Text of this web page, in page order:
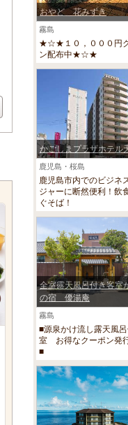
おやど 花みずき
霧島
★☆★１０，０００円
ン配布中★☆★
かごしまプラザホテル
鹿児島・桜島
鹿児島市内でのビジネ
ジャーに断然便利！飲
ぐそば！
全室露天風呂付き客室
の宿 優湯庵
霧島
■源泉かけ流し露天風
室 お得なクーポン発
■